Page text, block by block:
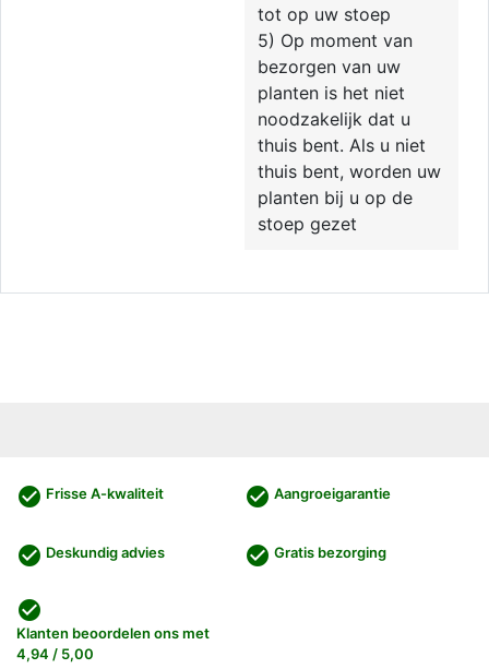
tot op uw stoep
5) Op moment van
bezorgen van uw
planten is het niet
noodzakelijk dat u
thuis bent. Als u niet
thuis bent, worden uw
planten bij u op de
stoep gezet
check_circle Frisse A-kwaliteit check_circle Aangroeigarantie
check_circle Deskundig advies check_circle Gratis bezorging
check_circle
Klanten beoordelen ons met
4,94 / 5,00